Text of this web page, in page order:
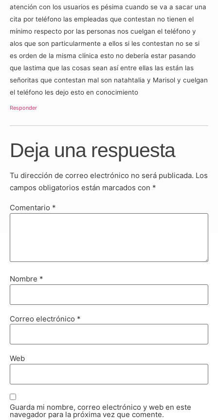
atención con los usuarios es pésima cuando se va a sacar una
cita por teléfono las empleadas que contestan no tienen el
mínimo respecto por las personas nos cuelgan el teléfono y
alos que son particularmente a ellos si les contestan no se si
es orden de la misma clínica esto no debería estar pasando
que lastima que las cosas sean así entre ellas las están las
señoritas que contestan mal son natahtalia y Marisol y cuelgan
el teléfono les dejo esto en conocimiento
Responder
Deja una respuesta
Tu dirección de correo electrónico no será publicada. Los
campos obligatorios están marcados con *
Comentario *
Nombre *
Correo electrónico *
Web
Guarda mi nombre, correo electrónico y web en este
navegador para la próxima vez que comente.